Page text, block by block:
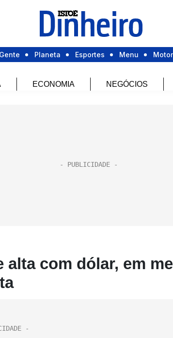
Gente Planeta Esportes Menu
ECONOMIA NEGÓCIOS
alta com dólar, em